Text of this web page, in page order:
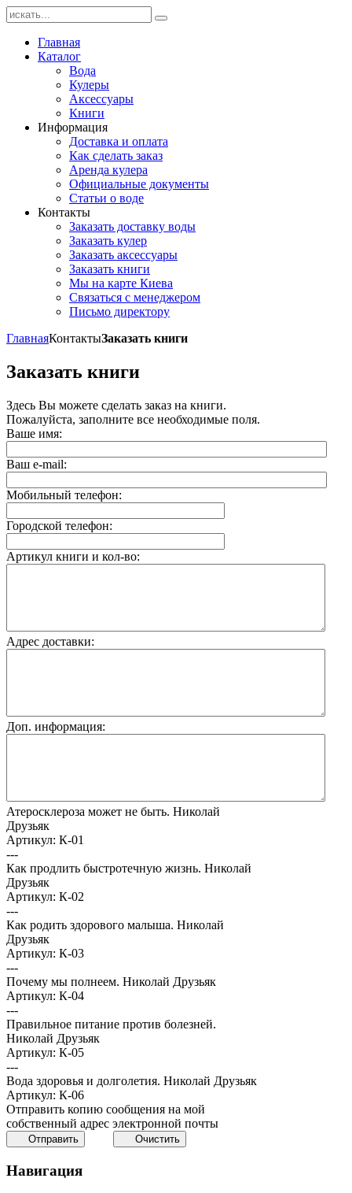
Главная
Каталог
Вода
Кулеры
Аксессуары
Книги
Информация
Доставка и оплата
Как сделать заказ
Аренда кулера
Официальные документы
Статьи о воде
Контакты
Заказать доставку воды
Заказать кулер
Заказать аксессуары
Заказать книги
Мы на карте Киева
Связаться с менеджером
Письмо директору
ГлавнаяКонтактыЗаказать книги
­Заказать книги
Здесь Вы можете сделать заказ на книги.
Пожалуйста, заполните все необходимые поля.
Ваше имя:
Ваш e-mail:
Мобильный телефон:
Городской телефон:
Артикул книги и кол-во:
Адрес доставки:
Доп. информация:
Атеросклероза может не быть. Николай
Друзьяк
Артикул: К-01
---
Как продлить быстротечную жизнь. Николай
Друзьяк
Артикул: К-02
---
Как родить здорового малыша. Николай
Друзьяк
Артикул: К-03
---
Почему мы полнеем. Николай Друзьяк
Артикул: К-04
---
Правильное питание против болезней.
Николай Друзьяк
Артикул: К-05
---
Вода здоровья и долголетия. Николай Друзьяк
Артикул: К-06
Отправить копию сообщения на мой
собственный адрес электронной почты
Отправить Очистить
Навигация